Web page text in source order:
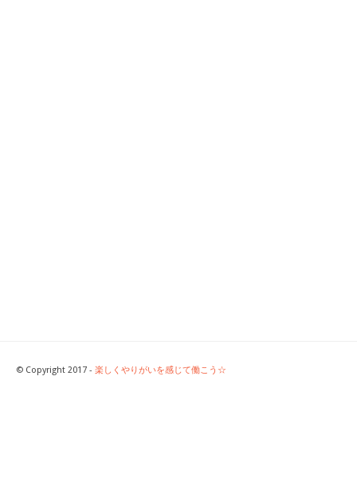
© Copyright 2017 - 楽しくやりがいを感じて働こう☆